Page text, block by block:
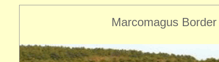
Marcomagus Border